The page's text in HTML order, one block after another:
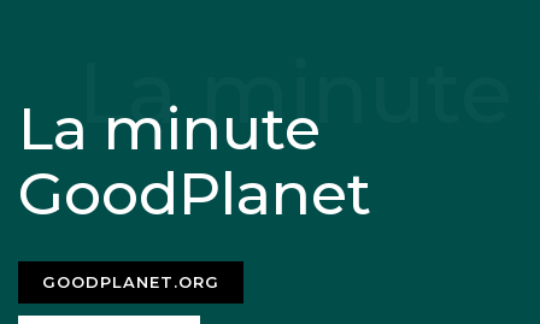
La minute
GoodPlanet
GOODPLANET.ORG